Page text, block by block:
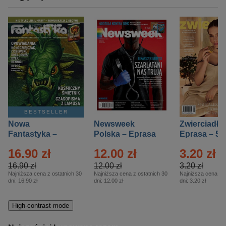
BESTSELLER
Nowa
Fantastyka –
16.90 zł
16.90 zł
Najniższa cena z ostatnich 30
dni: 16.90 zł
Newsweek
Polska – Eprasa
12.00 zł
12.00 zł
Najniższa cena z ostatnich 30
dni: 12.00 zł
Zwierciadło
Eprasa – 5/
3.20 zł
3.20 zł
Najniższa cena z
dni: 3.20 zł
High-contrast mode